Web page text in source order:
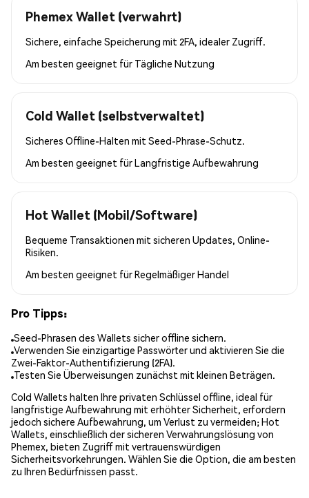
Phemex Wallet (verwahrt)
Sichere, einfache Speicherung mit 2FA, idealer Zugriff.
Am besten geeignet für Tägliche Nutzung
Cold Wallet (selbstverwaltet)
Sicheres Offline-Halten mit Seed-Phrase-Schutz.
Am besten geeignet fürLangfristige Aufbewahrung
Hot Wallet (Mobil/Software)
Bequeme Transaktionen mit sicheren Updates, Online-
Risiken.
Am besten geeignet fürRegelmäßiger Handel
Pro Tipps:
Seed-Phrasen des Wallets sicher offline sichern.
Verwenden Sie einzigartige Passwörter und aktivieren Sie die
Zwei-Faktor-Authentifizierung (2FA).
Testen Sie Überweisungen zunächst mit kleinen Beträgen.
Cold Wallets halten Ihre privaten Schlüssel offline, ideal für
langfristige Aufbewahrung mit erhöhter Sicherheit, erfordern
jedoch sichere Aufbewahrung, um Verlust zu vermeiden; Hot
Wallets, einschließlich der sicheren Verwahrungslösung von
Phemex, bieten Zugriff mit vertrauenswürdigen
Sicherheitsvorkehrungen. Wählen Sie die Option, die am besten
zu Ihren Bedürfnissen passt.